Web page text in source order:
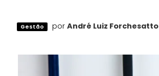
Gestão por André Luiz Forchesatto